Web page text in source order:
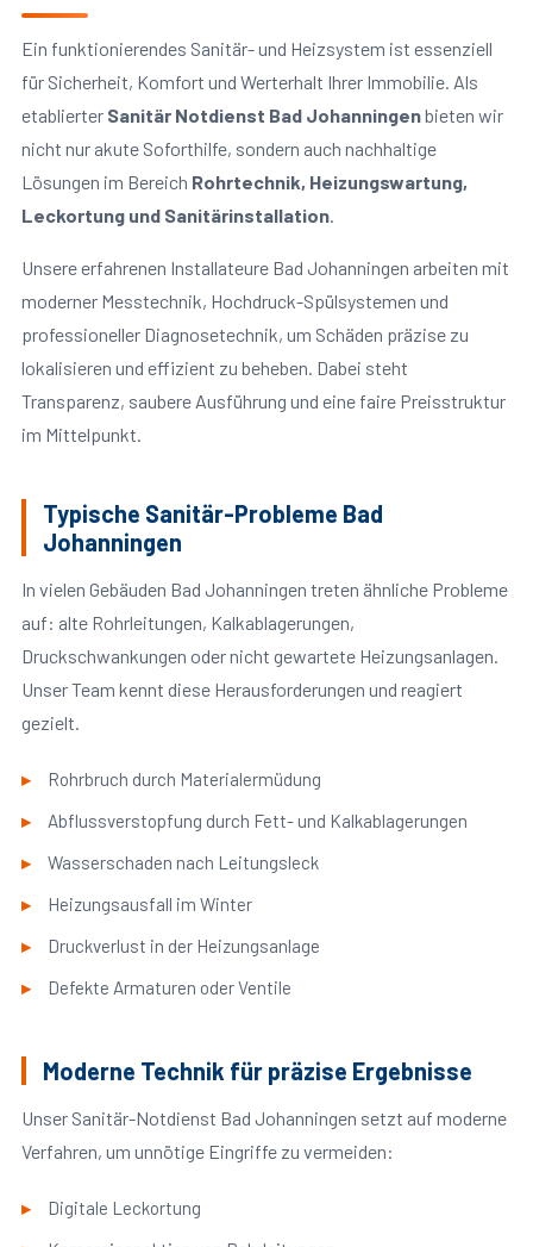
Ein funktionierendes Sanitär- und Heizsystem ist essenziell
für Sicherheit, Komfort und Werterhalt Ihrer Immobilie. Als
etablierter Sanitär Notdienst Bad Johanningenbieten wir
nicht nur akute Soforthilfe, sondern auch nachhaltige
Lösungen im Bereich Rohrtechnik, Heizungswartung,
Leckortung und Sanitärinstallation.
Unsere erfahrenen Installateure Bad Johanningen arbeiten mit
moderner Messtechnik, Hochdruck-Spülsystemen und
professioneller Diagnosetechnik, um Schäden präzise zu
lokalisieren und effizient zu beheben. Dabei steht
Transparenz, saubere Ausführung und eine faire Preisstruktur
im Mittelpunkt.
Typische Sanitär-Probleme Bad
Johanningen
In vielen Gebäuden Bad Johanningen treten ähnliche Probleme
auf: alte Rohrleitungen, Kalkablagerungen,
Druckschwankungen oder nicht gewartete Heizungsanlagen.
Unser Team kennt diese Herausforderungen und reagiert
gezielt.
Rohrbruch durch Materialermüdung
Abflussverstopfung durch Fett- und Kalkablagerungen
Wasserschaden nach Leitungsleck
Heizungsausfall im Winter
Druckverlust in der Heizungsanlage
Defekte Armaturen oder Ventile
Moderne Technik für präzise Ergebnisse
Unser Sanitär-Notdienst Bad Johanningen setzt auf moderne
Verfahren, um unnötige Eingriffe zu vermeiden:
Digitale Leckortung